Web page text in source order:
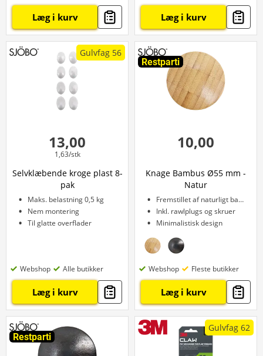
Læg i kurv Læg i kurv
Gulvfag 56
13,00
1,63/stk
Selvklæbende kroge plast 8-
pak
Maks. belastning 0,5 kg
Nem montering
Til glatte overflader
Webshop Alle butikker
Læg i kurv
Restparti
10,00
Knage Bambus Ø55 mm -
Natur
Fremstillet af naturligt bambus
Inkl. rawlplugs og skruer
Minimalistisk design
Webshop Fleste butikker
Læg i kurv
Restparti
Gulvfag 62